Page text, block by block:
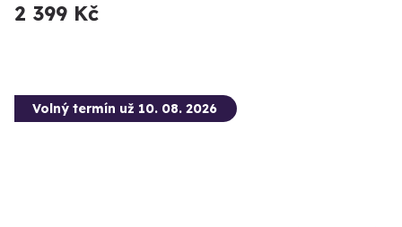
2 399 Kč
Volný termín už 10. 08. 2026